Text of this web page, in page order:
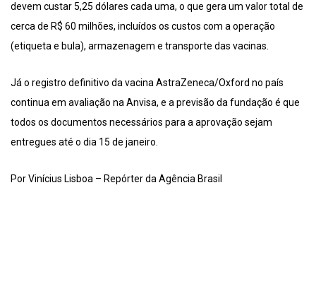
devem custar 5,25 dólares cada uma, o que gera um valor total de
cerca de R$ 60 milhões, incluídos os custos com a operação
(etiqueta e bula), armazenagem e transporte das vacinas.
Já o registro definitivo da vacina AstraZeneca/Oxford no país
continua em avaliação na Anvisa, e a previsão da fundação é que
todos os documentos necessários para a aprovação sejam
entregues até o dia 15 de janeiro.
Por Vinícius Lisboa – Repórter da Agência Brasil